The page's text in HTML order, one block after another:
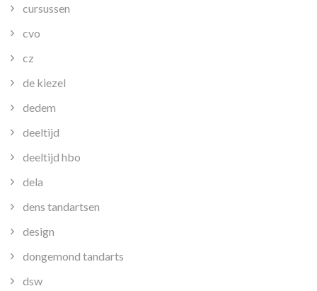
cursussen
cvo
cz
de kiezel
dedem
deeltijd
deeltijd hbo
dela
dens tandartsen
design
dongemond tandarts
dsw